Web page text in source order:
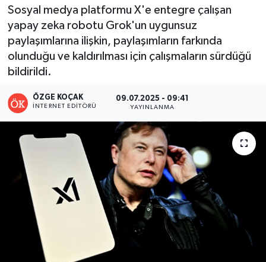
Sosyal medya platformu X'e entegre çalışan
yapay zeka robotu Grok'un uygunsuz
paylaşımlarına ilişkin, paylaşımların farkında
olunduğu ve kaldırılması için çalışmaların sürdüğü
bildirildi.
ÖZGE KOÇAK
İNTERNET EDITÖRÜ
09.07.2025 - 09:41
YAYINLANMA
Sağlık
Teknoloji
Turizm
Kültür - Sanat
Lider Haber TV Canlı Yayın izle
Son Dakika Haberleri
Haber Arşivi